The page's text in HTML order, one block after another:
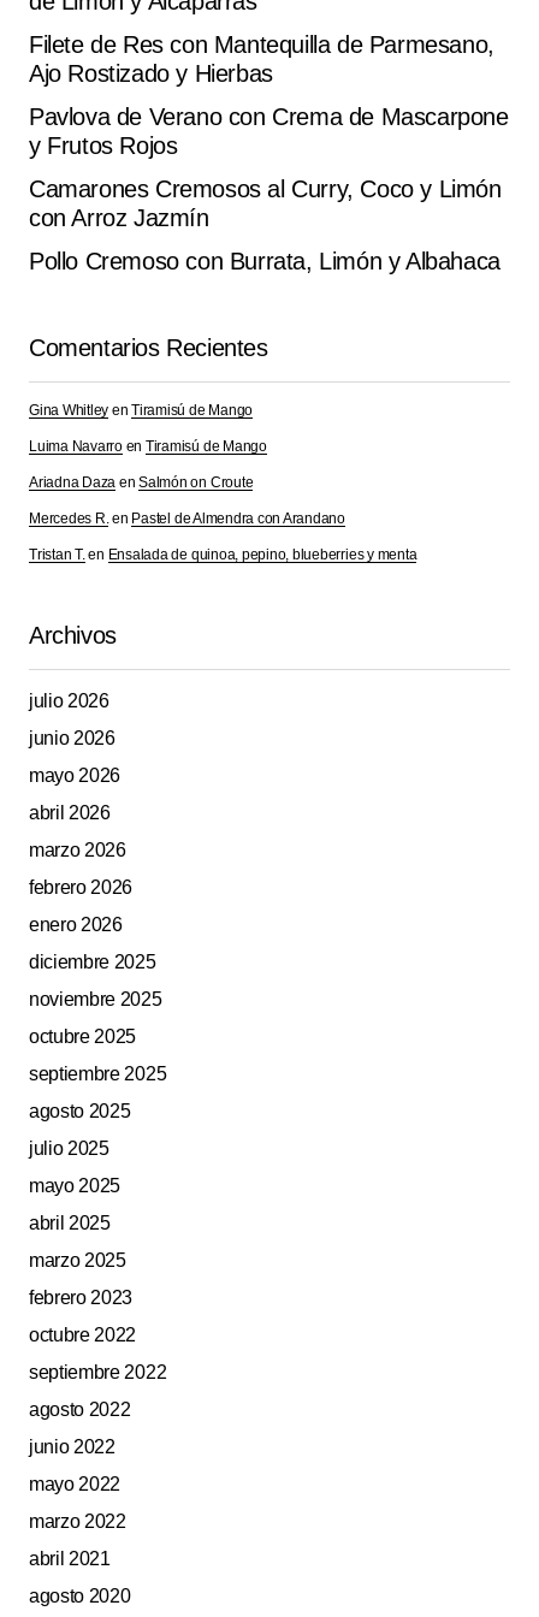
Guy L.
octubre 4, 2025 at 1:34 pm
Responder
publicada. Los campos obligatorios están
Comment*
Your Name*
navegador para la próxima vez que comente.
Submit Comment
Alternative:
Filete de Res con Mantequilla de Parmesano,
Ajo Rostizado y Hierbas
Pavlova de Verano con Crema de Mascarpone
y Frutos Rojos
Camarones Cremosos al Curry, Coco y Limón
con Arroz Jazmín
Pollo Cremoso con Burrata, Limón y Albahaca
Comentarios Recientes
Gina Whitley enTiramisú de Mango
Luima Navarroen Tiramisú de Mango
Ariadna Daza enSalmón on Croute
Mercedes R.en Pastel de Almendra con Arandano
Tristan T.en Ensalada de quinoa, pepino, blueberries y menta
Archivos
julio 2026
junio 2026
mayo 2026
abril 2026
marzo 2026
febrero 2026
enero 2026
diciembre 2025
noviembre 2025
octubre 2025
septiembre 2025
agosto 2025
julio 2025
mayo 2025
abril 2025
marzo 2025
febrero 2023
octubre 2022
septiembre 2022
agosto 2022
junio 2022
mayo 2022
marzo 2022
abril 2021
agosto 2020